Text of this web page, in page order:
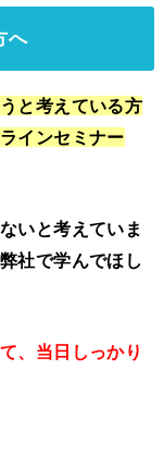
へ
と考えている方
インセミナー
いと考えていま
社で学んでほし
、当日しっかり